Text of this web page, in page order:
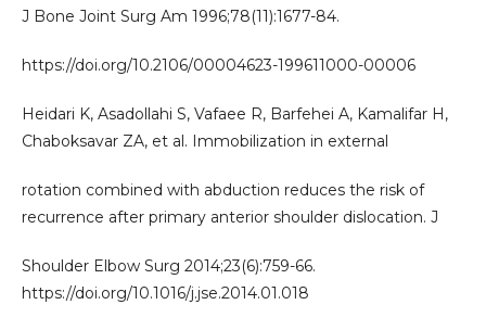
J Bone Joint Surg Am 1996;78(11):1677-84.
https://doi.org/10.2106/00004623-199611000-00006
Heidari K, Asadollahi S, Vafaee R, Barfehei A, Kamalifar H,
Chaboksavar ZA, et al. Immobilization in external
rotation combined with abduction reduces the risk of
recurrence after primary anterior shoulder dislocation. J
Shoulder Elbow Surg 2014;23(6):759-66.
https://doi.org/10.1016/j.jse.2014.01.018